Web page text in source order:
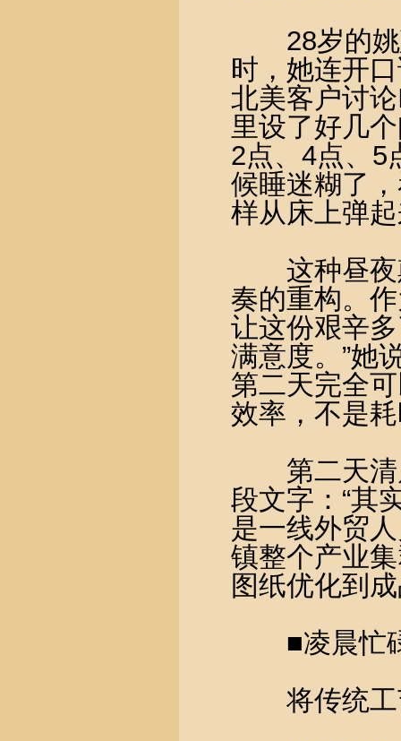
28岁的姚
时，她连开
北美客户讨
里设了好几
2点、4点、5
候睡迷糊了
样从床上弹起
这种昼夜
奏的重构。
让这份艰辛
满意度。”她
第二天完全
效率，不是
第二天清
段文字：“其
是一线外贸
镇整个产业
图纸优化到
■凌晨忙
将传统工